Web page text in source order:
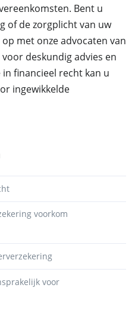
Bent u
of de zorgplicht van uw
op met onze advocaten van
deskundig advies en
financieel recht kan u
ingewikkelde
voorkom
voor